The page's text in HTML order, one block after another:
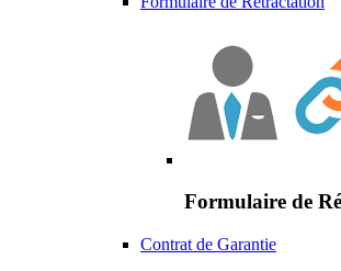
Formulaire de
Contrat de Garantie